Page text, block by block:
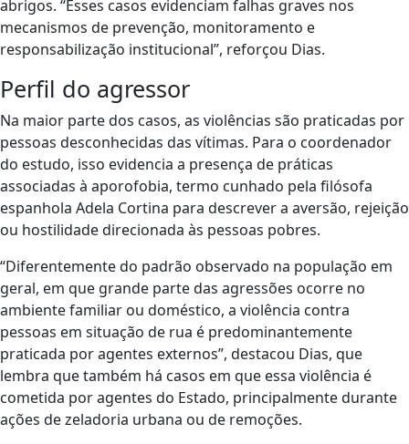
abrigos. “Esses casos evidenciam falhas graves nos
mecanismos de prevenção, monitoramento e
responsabilização institucional”, reforçou Dias.
Perfil do agressor
Na maior parte dos casos, as violências são praticadas por
pessoas desconhecidas das vítimas. Para o coordenador
do estudo, isso evidencia a presença de práticas
associadas à aporofobia, termo cunhado pela filósofa
espanhola Adela Cortina para descrever a aversão, rejeição
ou hostilidade direcionada às pessoas pobres.
“Diferentemente do padrão observado na população em
geral, em que grande parte das agressões ocorre no
ambiente familiar ou doméstico, a violência contra
pessoas em situação de rua é predominantemente
praticada por agentes externos”, destacou Dias, que
lembra que também há casos em que essa violência é
cometida por agentes do Estado, principalmente durante
ações de zeladoria urbana ou de remoções.